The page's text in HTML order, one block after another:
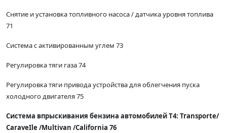
Снятие и установка топливного насоса / датчика уровня топлива
71
Система с активированным углем 73
Регулировка тяги газа 74
Регулировка тяги привода устройства для облегчения пуска
холодного двигателя 75
Система впрыскивания бензина автомобилей Т4: Тгаnsporte/
СаraveIle /Multivan /California 76